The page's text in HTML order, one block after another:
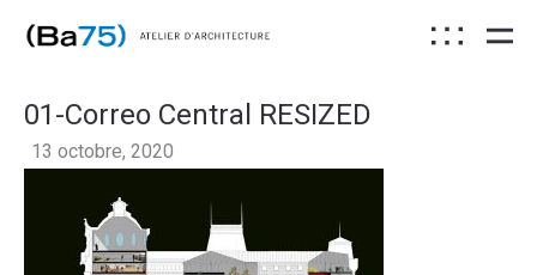
01-Correo Central RESIZED
13 octobre, 2020